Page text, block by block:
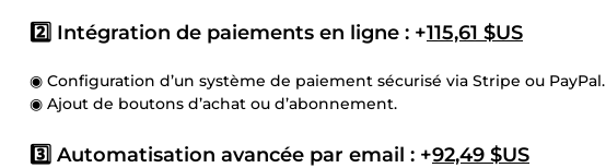
2️⃣ Intégration de paiements en ligne : +115,61 $US
◉ Configuration d’un système de paiement sécurisé via Stripe ou PayPal.
◉ Ajout de boutons d’achat ou d’abonnement.
3️⃣ Automatisation avancée par email : +92,49 $US